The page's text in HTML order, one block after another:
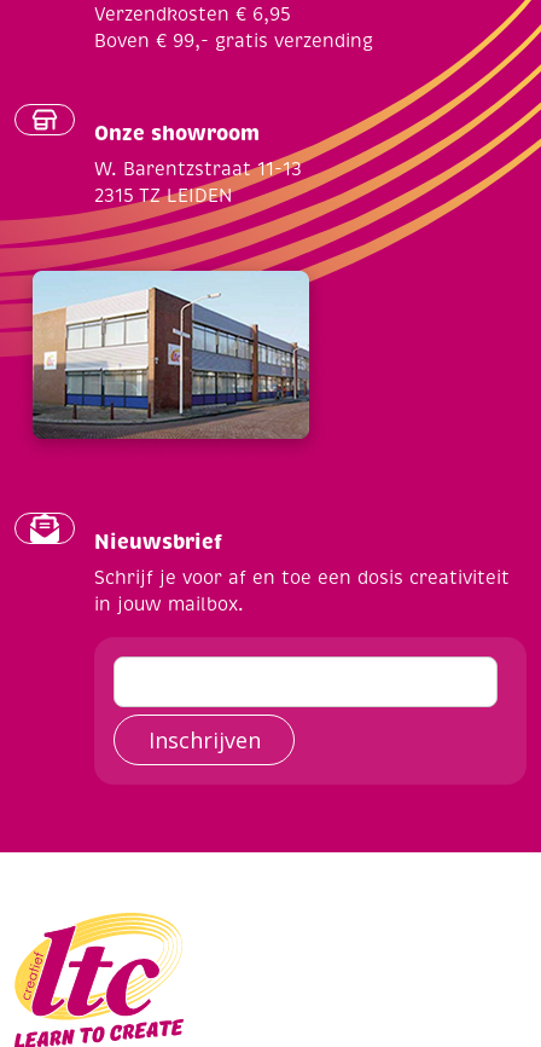
Verzendkosten € 6,95
Boven € 99,- gratis verzending
Onze showroom
W. Barentzstraat 11-13
2315 TZ LEIDEN
Nieuwsbrief
Schrijf je voor af en toe een dosis creativiteit
in jouw mailbox.
Inschrijven